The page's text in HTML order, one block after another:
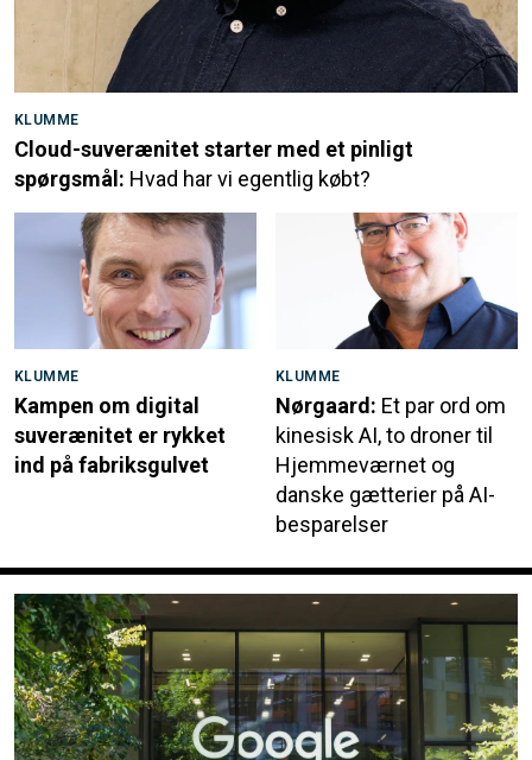
KLUMME
Cloud-suverænitet starter med et pinligt
spørgsmål: Hvad har vi egentlig købt?
KLUMME
Kampen om digital
suverænitet er rykket
ind på fabriksgulvet
KLUMME
Nørgaard: Et par ord om
kinesisk AI, to droner til
Hjemmeværnet og
danske gætterier på AI-
besparelser